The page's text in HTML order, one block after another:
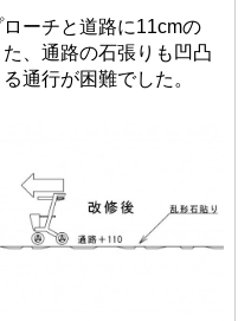
ーチと道路に11cmの
、通路の石張りも凹凸
通行が困難でした。